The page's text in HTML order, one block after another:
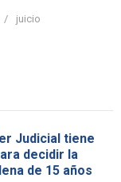
juicio
Judicial tiene
decidir la
de 15 años